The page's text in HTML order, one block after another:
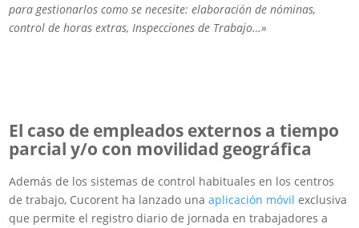
para gestionarlos como se necesite: elaboración de nóminas,
control de horas extras, Inspecciones de Trabajo…»
El caso de empleados externos a tiempo
parcial y/o con movilidad geográfica
Además de los sistemas de control habituales en los centros
de trabajo, Cucorent ha lanzado unaaplicación móvil exclusiva
que permite el registro diario de jornada en trabajadores a